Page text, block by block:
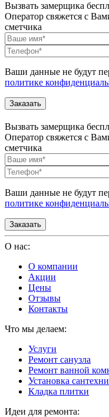
Вызвать замерщика
Оператор свяжется с
сметчика
Ваши данные не будут
политике
Вызвать замерщика
Оператор свяжется с
сметчика
Ваши данные не будут
политике
О нас:
О компании
Акции
Цены
Отзывы
Контакты
Что мы делаем:
Услуги
Ремонт санузла
Ремонт ванной
Установка
Кладка плитки
Идеи для ремонта: